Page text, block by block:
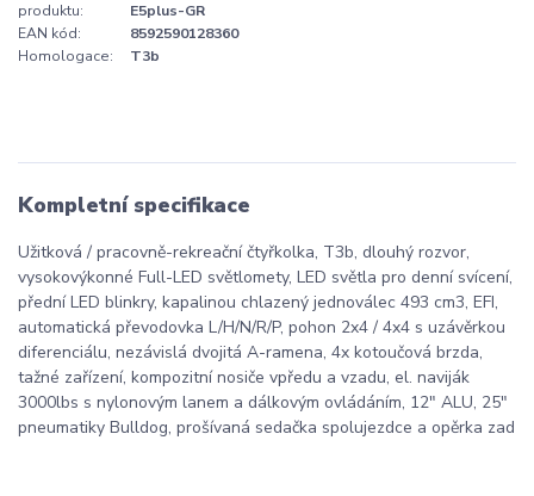
produktu:
E5plus-GR
EAN kód:
8592590128360
Homologace:
T3b
Kompletní specifikace
Užitková / pracovně-rekreační čtyřkolka, T3b, dlouhý rozvor,
vysokovýkonné Full-LED světlomety, LED světla pro denní svícení,
přední LED blinkry, kapalinou chlazený jednoválec 493 cm3, EFI,
automatická převodovka L/H/N/R/P, pohon 2x4 / 4x4 s uzávěrkou
diferenciálu, nezávislá dvojitá A-ramena, 4x kotoučová brzda,
tažné zařízení, kompozitní nosiče vpředu a vzadu, el. naviják
3000lbs s nylonovým lanem a dálkovým ovládáním, 12" ALU, 25"
pneumatiky Bulldog, prošívaná sedačka spolujezdce a opěrka zad